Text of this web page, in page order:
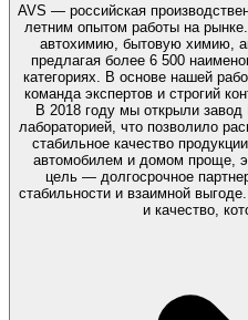
AVS — российская
летним опытом работы на
автохимию, бытовую химию,
предлагая более 6 500
категориях. В основе нашей
команда экспертов и строгий
В 2018 году мы открыли
лабораторией, что позволило
стабильное качество продукции. Мы стремимся делать уход за
автомобилем и домом проще,
цель — долгосрочное
стабильности и взаимной
и качество,